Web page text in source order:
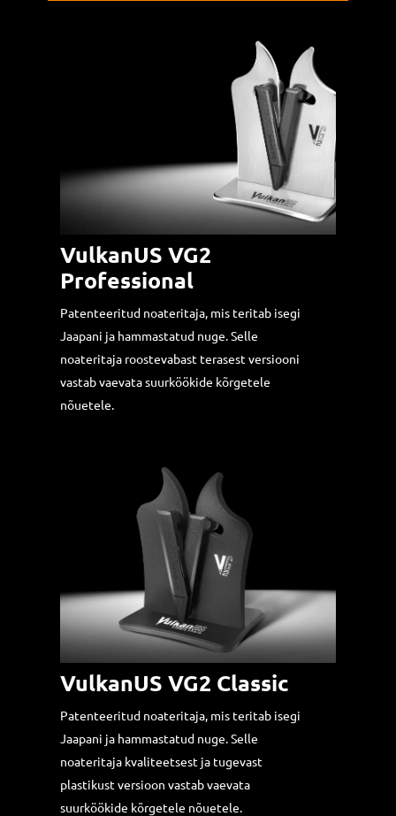
VulkanUS VG2
Professional
Patenteeritud noateritaja, mis teritab isegi
Jaapani ja hammastatud nuge. Selle
noateritaja roostevabast terasest versiooni
vastab vaevata suurköökide kõrgetele
nõuetele.
VulkanUS VG2 Classic
Patenteeritud noateritaja, mis teritab isegi
Jaapani ja hammastatud nuge. Selle
noateritaja kvaliteetsest ja tugevast
plastikust versioon vastab vaevata
suurköökide kõrgetele nõuetele.